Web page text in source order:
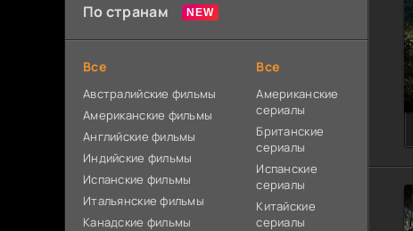
По странам
Все
Австралийские фильмы
Американские фильмы
Английские фильмы
Индийские фильмы
Испанские фильмы
Итальянские фильмы
Канадские фильмы
Все
Американские
сериалы
Британские
сериалы
Испанские
сериалы
Китайские
сериалы